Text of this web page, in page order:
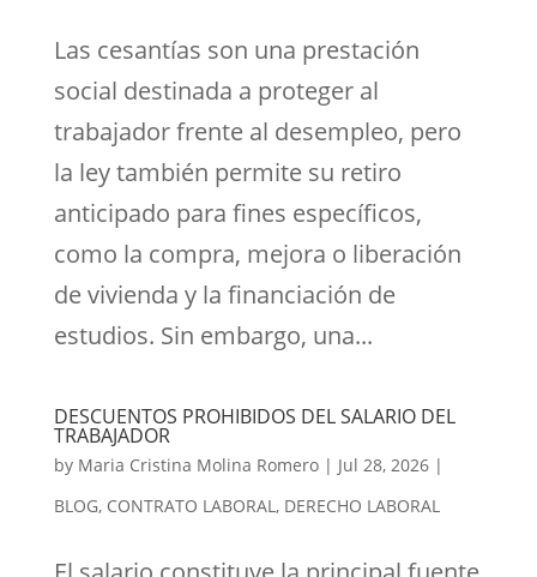
Las cesantías son una prestación
social destinada a proteger al
trabajador frente al desempleo, pero
la ley también permite su retiro
anticipado para fines específicos,
como la compra, mejora o liberación
de vivienda y la financiación de
estudios. Sin embargo, una...
DESCUENTOS PROHIBIDOS DEL SALARIO DEL
TRABAJADOR
by Maria Cristina Molina Romero| Jul 28, 2026|
BLOG, CONTRATO LABORAL, DERECHO LABORAL